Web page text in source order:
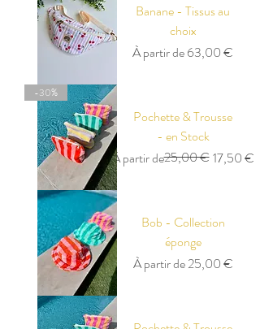
Banane - Tissus au
choix
À partir de63,00 €
Prix promotionnel
-30%
Pochette & Trousse
- en Stock
À partir de
Prix original25,00 €17,50 €
Prix promotionnel
Bob - Collection
éponge
À partir de25,00 €
Prix promotionnel